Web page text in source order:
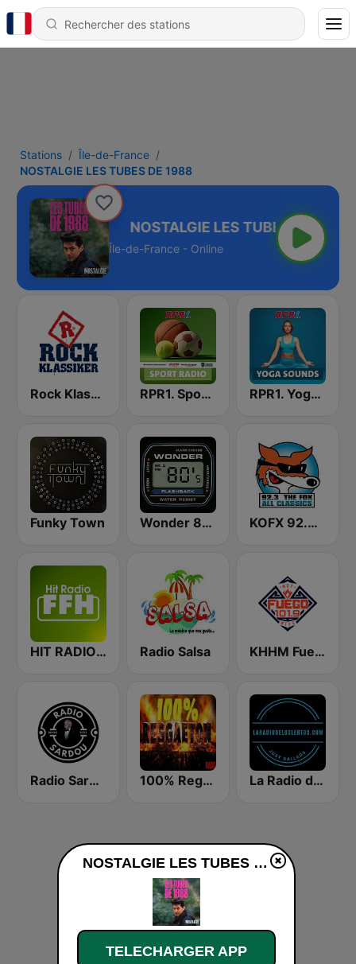
Stations
Île-de-France
NOSTALGIE LES TUBES DE 1988
DE 1988
Île-de-France - Online
Rock Klassiker RPR1. Sport Radio RPR1. Yoga Sounds
Funky Town Wonder 80's KOFX 92.3 The Fox FM
HIT RADIO FFH Radio Salsa KHHM Fuego 101.9
Radio Sardou 100% Reggaeton Radio La Radio de los Lentos
NOSTALGIE LES TUBES DE 1988 en ligne
TELECHARGER APP